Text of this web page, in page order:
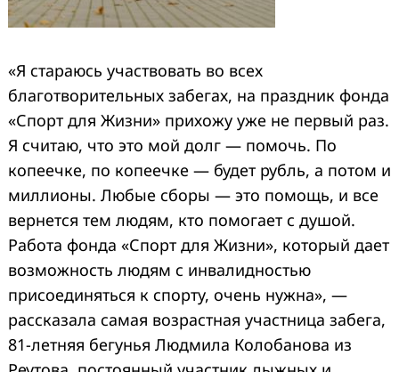
«Я стараюсь участвовать во всех
благотворительных забегах, на праздник фонда
«Спорт для Жизни» прихожу уже не первый раз.
Я считаю, что это мой долг — помочь. По
копеечке, по копеечке — будет рубль, а потом и
миллионы. Любые сборы — это помощь, и все
вернется тем людям, кто помогает с душой.
Работа фонда «Спорт для Жизни», который дает
возможность людям с инвалидностью
присоединяться к спорту, очень нужна», —
рассказала самая возрастная участница забега,
81-летняя бегунья Людмила Колобанова из